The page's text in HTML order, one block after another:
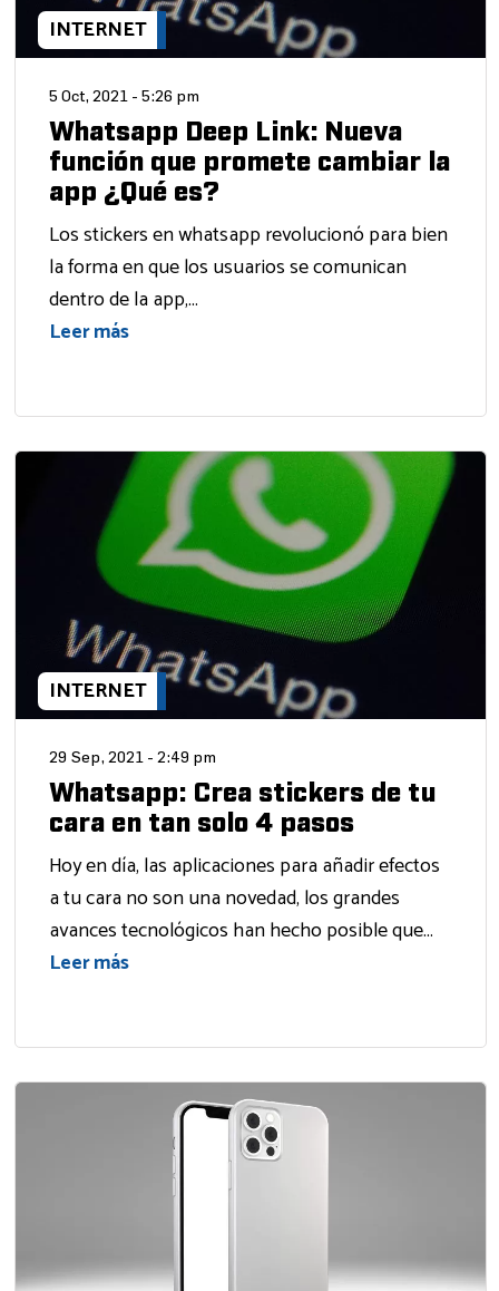
INTERNET
5 Oct, 2021 - 5:26 pm
Whatsapp Deep Link: Nueva
función que promete cambiar la
app ¿Qué es?
Los stickers en whatsapp revolucionó para bien
la forma en que los usuarios se comunican
dentro de la app,...
Leer más
INTERNET
29 Sep, 2021 - 2:49 pm
Whatsapp: Crea stickers de tu
cara en tan solo 4 pasos
Hoy en día, las aplicaciones para añadir efectos
a tu cara no son una novedad, los grandes
avances tecnológicos han hecho posible que...
Leer más